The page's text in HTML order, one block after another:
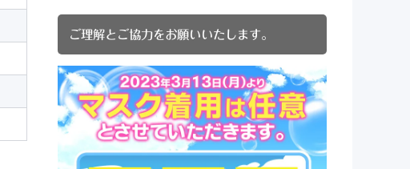
ご理解とご協力をお願いいたします。